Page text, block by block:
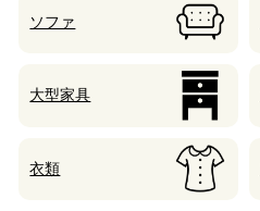
ソファ
大型家具
衣類